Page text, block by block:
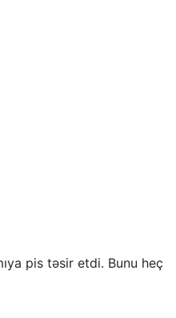
pis təsir etdi. Bunu heç